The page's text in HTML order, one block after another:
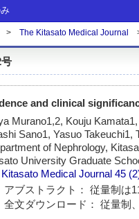
The Kitasato Medical Journal
and clinical
Murano1,2, Kouju
Sano1, Yasuo Takeuchi1,
of Nephrology,
University Graduate
Medical Journal 45
アブストラクト： 従量制は
全文ダウンロード： 従量制